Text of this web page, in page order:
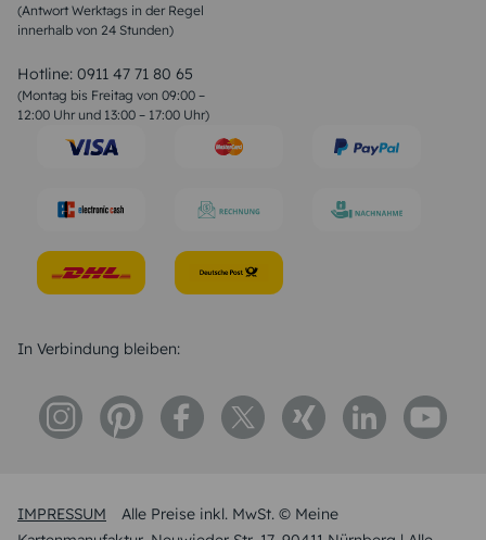
(Antwort Werktags in der Regel
innerhalb von 24 Stunden)
Hotline: 0911 47 71 80 65
(Montag bis Freitag von 09:00 –
12:00 Uhr und 13:00 – 17:00 Uhr)
Sprüche zur Konfirmation & Kommunion
Weihnachtsgedichte
Liebessprüche
Geburtstagssprüche
Trauersprüche
Konfirmation Glückwünsche
IMPRESSUM
Alle Preise inkl. MwSt. © Meine
In Verbindung bleiben: